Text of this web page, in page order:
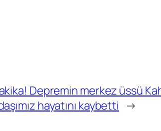
Depremin merkez üssü
hayatını kaybetti →